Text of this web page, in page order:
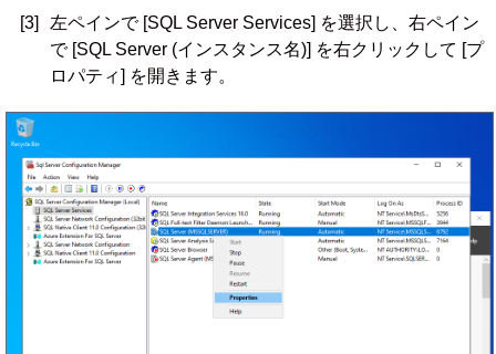
[3]
左ペインで [SQL Server Services] を選択し、右ペイン
で [SQL Server (インスタンス名)] を右クリックして [プ
ロパティ] を開きます。